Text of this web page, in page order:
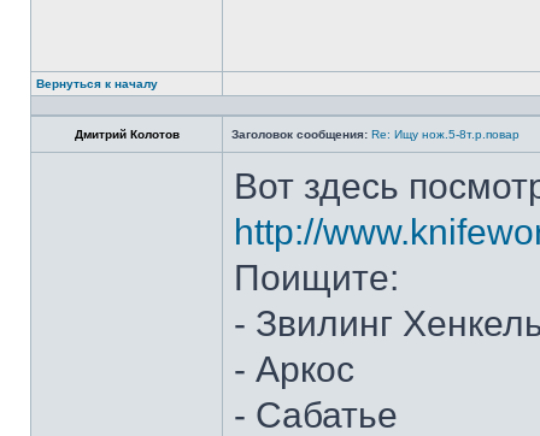
Вернуться к началу
Дмитрий Колотов Заголовок сообщения: Re: Ищу нож.5-8т.р.повар
Вот здесь
http://
Поищите:
- Звилинг
- Аркос
- Сабатье